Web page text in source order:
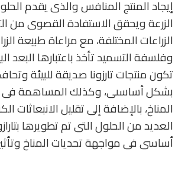
إيجاد المنتج المنافس والذى يقدم
الزرعة ويحقق الاستفادة القصوى من
الزراعات المختلفة، مع مراعاة طبيعة
وفلسفة التسميد تأخذ باعتبارها البعد
تكون منتجات تارزونا صديقة للبيئة
بشكل أساسىى، وكذلك المساهمة فى
المناخ، بالإضافة إلى تقليل الانبعاثات
العديد من الحلول التى تم تطويرها
أساسى فى مواجهة تحديات المناخ